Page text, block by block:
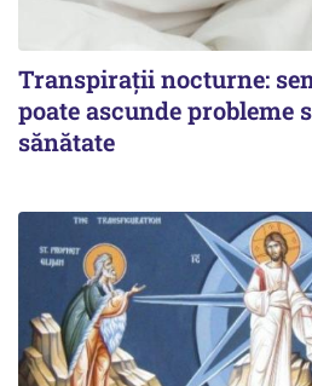
Transpirații nocturne:
poate ascunde probleme
sănătate